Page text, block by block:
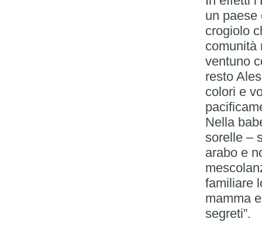
un paese
crogiolo
comunità
ventuno
resto
colori e
Nella
sorelle –
arabo e
familiare
mamma
segreti”.